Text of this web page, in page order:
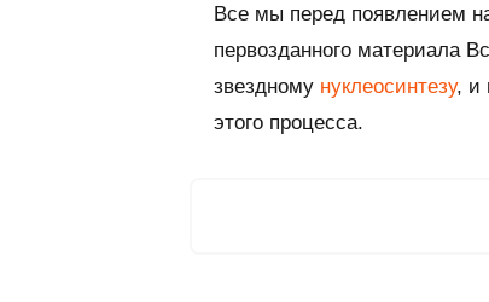
Все мы перед появлением
первозданного материала
звездному нуклеосинтезу, и
этого процесса.